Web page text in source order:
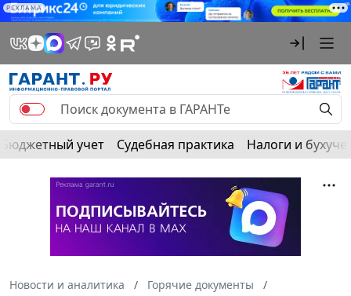
РЕКЛАМА
Бюджетный учет Судебная практика Налоги и
Новости и аналитика
Горячие документы